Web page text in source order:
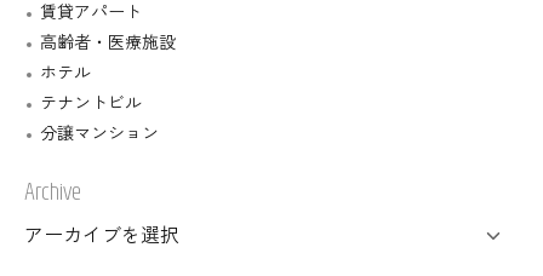
賃貸アパート
高齢者・医療施設
ホテル
テナントビル
分譲マンション
Archive